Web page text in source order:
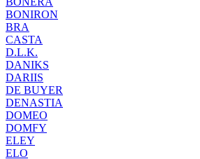
BONIRON
BRA
CASTA
D.L.K.
DANIKS
DARIIS
DE BUYER
DENASTIA
DOMEO
DOMFY
ELEY
ELO